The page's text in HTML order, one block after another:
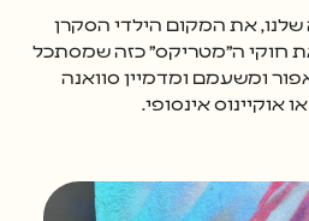
שלנו, את המקום הילדי הסקרן
חוקי ה״מטריקס״ כזה שמסתכל
ומשעמם ומדמיין סוואנה
אוקיינוס אינסופי.